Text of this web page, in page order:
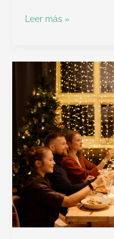
Leer más »
Recetas
de
Navidad.
Navidades
con
alimentación
saludable